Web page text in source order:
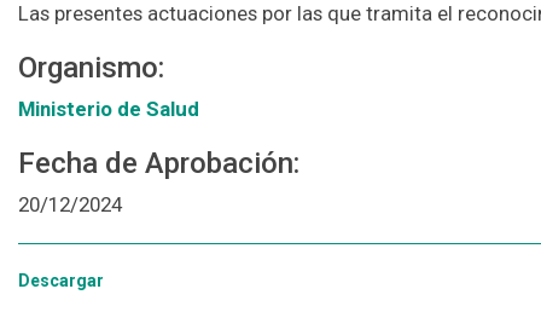
Las presentes actuaciones por las que tramita el
Organismo:
Ministerio de Salud
Fecha de Aprobación:
20/12/2024
Descargar